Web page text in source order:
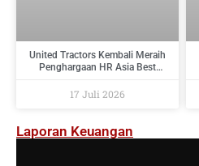
United Tractors Kembali Meraih
Penghargaan HR Asia Best
2026
17 Juli 2026
Laporan Keuangan